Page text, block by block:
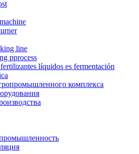
line
pprocess
líquidos es fermentación
комплекса